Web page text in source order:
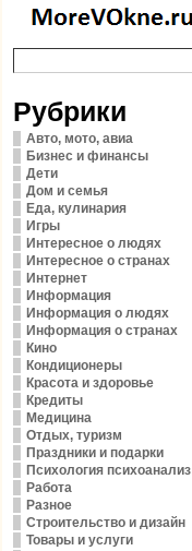
Рубрики
Авто, мото, авиа
Бизнес и финансы
Дети
Дом и семья
Еда, кулинария
Игры
Интересное о людях
Интересное о странах
Интернет
Информация
Информация о людях
Информация о странах
Кино
Кондиционеры
Красота и здоровье
Кредиты
Медицина
Отдых, туризм
Праздники и подарки
Психология психоанализ
Работа
Разное
Строительство и дизайн
Товары и услуги